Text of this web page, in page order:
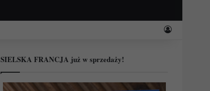
Zaloguj
SIELSKA FRANCJA już w sprzedaży!